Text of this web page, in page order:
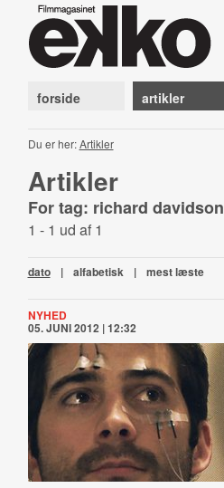
forside artikler
Du er her:Artikler
Artikler
For tag: richard davidson
1 - 1 ud af 1
dato | alfabetisk | mest læste
NYHED
05. JUNI 2012 | 12:32